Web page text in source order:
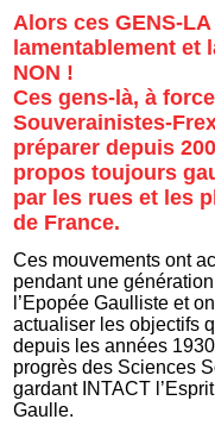
Alors ces GENS-
lamentablement et
NON !
Ces gens-là, à
Souverainistes-
préparer depuis
propos toujours
par les rues et les
de France.
Ces mouvements ont
pendant une
l’Epopée Gaulliste et
actualiser les objectifs
depuis les années
progrès des Sciences
gardant INTACT
Gaulle.